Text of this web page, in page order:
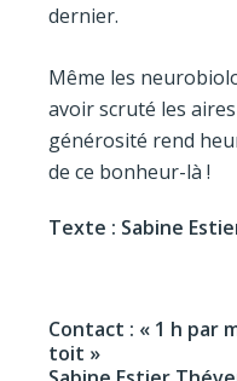
dernier.
Même les
avoir scruté les
générosité rend
de ce bonheur-là !
Texte : Sabine
Contact : « 1 h par
toit »